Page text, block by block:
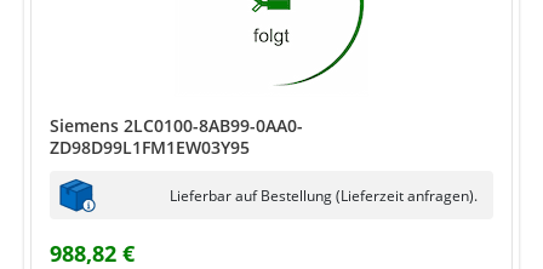
Siemens 2LC0100-8AB99-0AA0-
ZD98D99L1FM1EW03Y95
Lieferbar auf Bestellung (Lieferzeit anfragen).
988,82 €